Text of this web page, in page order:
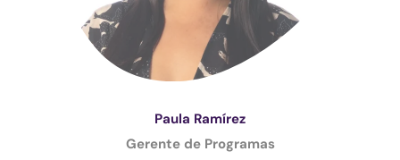
Paula Ramírez
Gerente de Programas